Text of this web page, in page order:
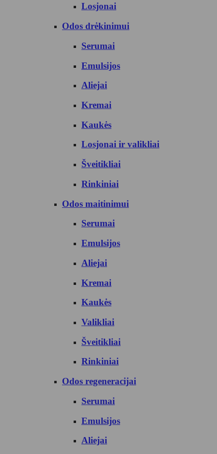
Losjonai
Odos drėkinimui
Serumai
Emulsijos
Aliejai
Kremai
Kaukės
Losjonai ir valikliai
Šveitikliai
Rinkiniai
Odos maitinimui
Serumai
Emulsijos
Aliejai
Kremai
Kaukės
Valikliai
Šveitikliai
Rinkiniai
Odos regeneracijai
Serumai
Emulsijos
Aliejai